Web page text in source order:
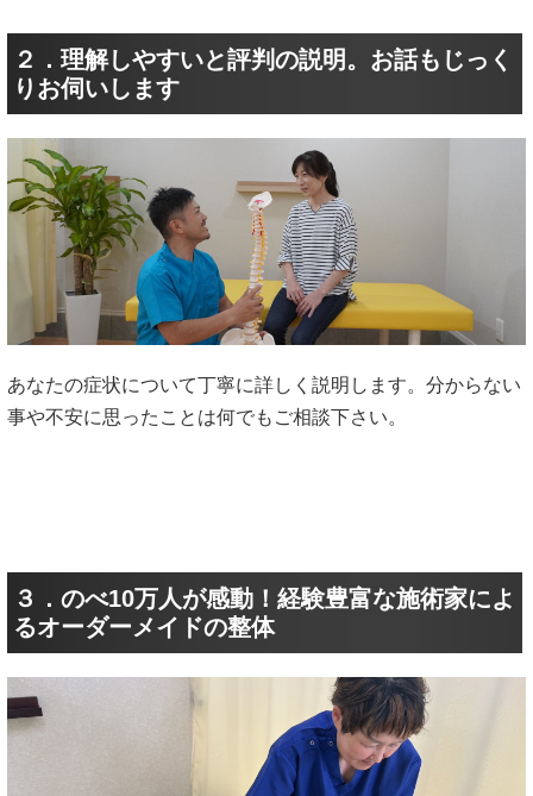
２．理解しやすいと評判の説明。お話もじっく
りお伺いします
あなたの症状について丁寧に詳しく説明します。分からない
事や不安に思ったことは何でもご相談下さい。
３．のべ10万人が感動！経験豊富な施術家によ
るオーダーメイドの整体